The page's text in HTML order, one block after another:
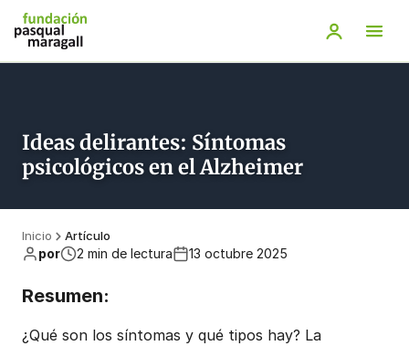
Saltar
contenido
Ideas delirantes: Síntomas
psicológicos en el Alzheimer
Inicio Artículo
por 2 min de lectura 13 octubre 2025
Resumen:
¿Qué son los síntomas y qué tipos hay? La